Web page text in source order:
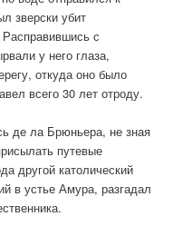
зверски убит
с
у него глаза,
откуда оно было
всего 30 лет отроду.
де ла Брюньера, не зная
путевые
другой католический
в устье Амура, разгадал